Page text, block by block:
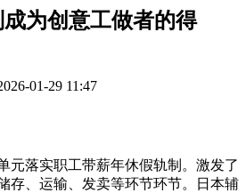
为创意工做者的得
01-29 11:47
落实职工带薪年休假轨制。激发了
存、运输、发卖等环节环节。日本辅